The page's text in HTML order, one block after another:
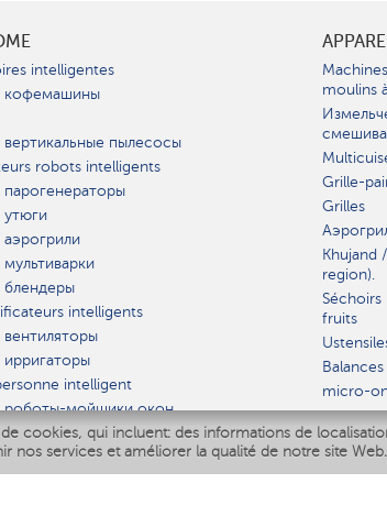
cookies, qui incluent: des informations de
nos services et améliorer la qualité de notre site Web.
intelligentes
кофемашины
пылесосы
robots intelligents
intelligents
intelligent
роботы-мойщики окон
intelligent
IQ Home
moulins
Grille-
Grilles
Khujand
region).
fruits
micro-